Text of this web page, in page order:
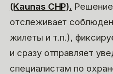
(Kaunas CHP).
отслеживает
жилеты и т.п.),
и сразу отправляет
специалистам по